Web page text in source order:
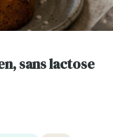
sans lactose